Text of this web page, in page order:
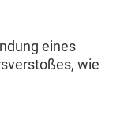
eines
wie